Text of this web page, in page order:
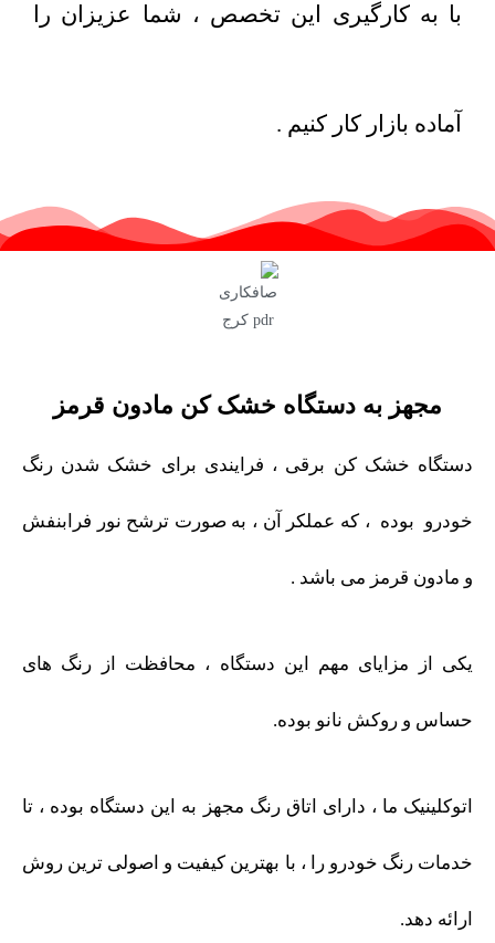
با به کارگیری این تخصص ، شما عزیزان را
آماده بازار کار کنیم .
مجهز به دستگاه خشک کن مادون قرمز
دستگاه خشک کن برقی ، فرایندی برای خشک شدن رنگ
خودرو بوده ، که عملکر آن ، به صورت ترشح نور فرابنفش
و مادون قرمز می باشد .
یکی از مزایای مهم این دستگاه ، محافظت از رنگ های
حساس و روکش نانو بوده.
اتوکلینیک ما ، دارای اتاق رنگ مجهز به این دستگاه بوده ، تا
خدمات رنگ خودرو را ، با بهترین کیفیت و اصولی ترین روش
ارائه دهد.